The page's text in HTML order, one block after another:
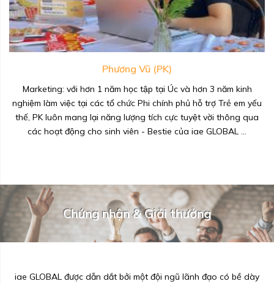
Phương Vũ (PK)
Marketing: với hơn 1 năm học tập tại Úc và hơn 3 năm kinh
nghiệm làm việc tại các tổ chức Phi chính phủ hỗ trợ Trẻ em yếu
thế, PK luôn mang lại năng lượng tích cực tuyệt vời thông qua
các hoạt động cho sinh viên - Bestie của iae GLOBAL ...
Chứng nhận & Giải thưởng
iae GLOBAL được dẫn dắt bởi một đội ngũ lãnh đạo có bề dày